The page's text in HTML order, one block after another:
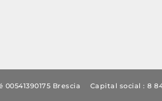
Brescia Capital social : 8